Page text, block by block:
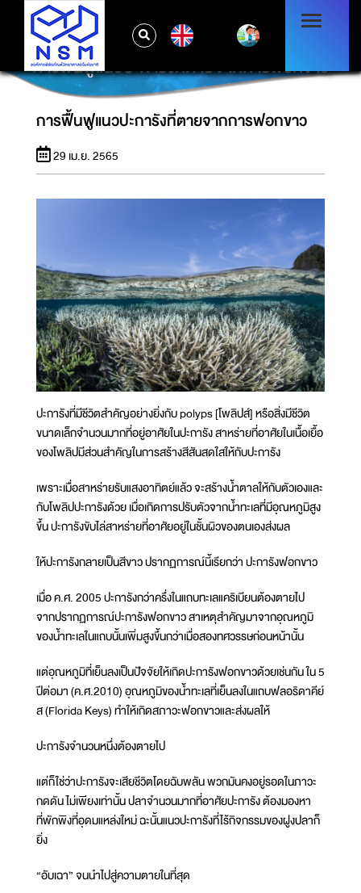
การฟื้นฟูแนวปะการังที่ตายจากการฟอกขาว
การฟื้นฟูแนวปะการังที่ตายจากการฟอกขาว
29 เม.ย. 2565
ปะการังที่มีชีวิตสำคัญอย่างยิ่งกับ polyps [โพลิปส์] หรือสิ่งมีชีวิต
ขนาดเล็กจำนวนมากที่อยู่อาศัยในปะการัง สาหร่ายที่อาศัยในเนื้อเยื้อ
ของโพลิปมีส่วนสำคัญในการสร้างสีสันสดใสให้กับปะการัง
เพราะเมื่อสาหร่ายรับแสงอาทิตย์แล้ว จะสร้างน้ำตาลให้กับตัวเองและ
กับโพลิปปะการังด้วย เมื่อเกิดการปรับตัวจากน้ำทะเลที่มีอุณหภูมิสูง
ขึ้น ปะการังขับไล่สาหร่ายที่อาศัยอยู่ในชั้นผิวของตนเองส่งผล
ให้ปะการังกลายเป็นสีขาว ปรากฏการณ์นี้เรียกว่า ปะการังฟอกขาว
เมื่อ ค.ศ. 2005 ปะการังกว่าครึ่งในแถบทะเลแคริเบียนต้องตายไป
จากปรากฏการณ์ปะการังฟอกขาว สาเหตุสำคัญมาจากอุณหภูมิ
ของน้ำทะเลในแถบนั้นเพิ่มสูงขึ้นกว่าเมื่อสองทศวรรษก่อนหน้านั้น
แต่อุณหภูมิที่เย็นลงเป็นปัจจัยให้เกิดปะการังฟอกขาวด้วยเช่นกัน ใน 5
ปีต่อมา (ค.ศ.2010) อุณหภูมิของน้ำทะเลที่เย็นลงในแถบฟลอริดาคีย์
ส (Florida Keys) ทำให้เกิดสภาวะฟอกขาวและส่งผลให้
ปะการังจำนวนหนึ่งต้องตายไป
แต่ก็ใช่ว่าปะการังจะเสียชีวิตโดยฉับพลัน พวกมันคงอยู่รอดในภาวะ
กดดัน ไม่เพียงเท่านั้น ปลาจำนวนมากที่อาศัยปะการัง ต้องมองหา
ที่พักพิงที่อุดมแหล่งใหม่ ฉะนั้นแนวปะการังที่ไร้กิจกรรมของฝูงปลาก็
ยิ่ง
“อับเฉา” จนนำไปสู่ความตายในที่สุด